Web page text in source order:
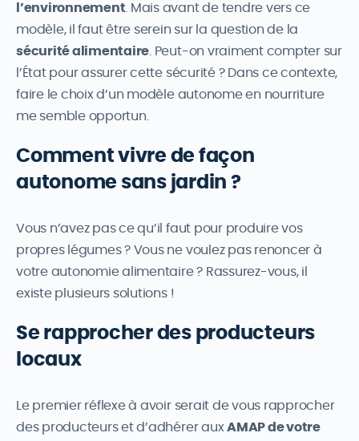
l’environnement . Mais avant de tendre vers ce
modèle, il faut être serein sur la question de la
sécurité alimentaire . Peut-on vraiment compter sur
l’État pour assurer cette sécurité ? Dans ce contexte,
faire le choix d’un modèle autonome en nourriture
me semble opportun.
Comment vivre de façon
autonome sans jardin ?
Vous n’avez pas ce qu’il faut pour produire vos
propres légumes ? Vous ne voulez pas renoncer à
votre autonomie alimentaire ? Rassurez-vous, il
existe plusieurs solutions !
Se rapprocher des producteurs
locaux
Le premier réflexe à avoir serait de vous rapprocher
des producteurs et d’adhérer auxAMAP de votre